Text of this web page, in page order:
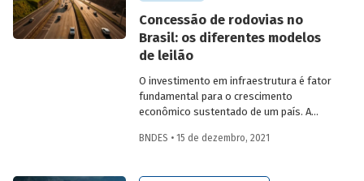
Concessão de rodovias no
Brasil: os diferentes modelos
de leilão
O investimento em infraestrutura é fator
fundamental para o crescimento
econômico sustentado de um país. A
concessões rodoviárias começaram a ser
sem comprometer os investimentos no
BNDES • 15 de dezembro, 2021